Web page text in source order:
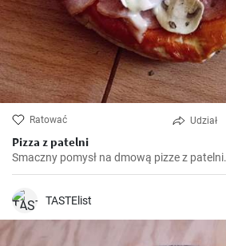
Ratować Udział
Pizza z patelni
Smaczny pomysł na dmową pizze z patelni.
TASTElist